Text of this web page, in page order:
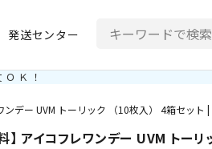
発送センター
Ｋ！
ンデー UVM トーリック （10枚入） 4箱セット
】 アイコフレワンデー UVM トー